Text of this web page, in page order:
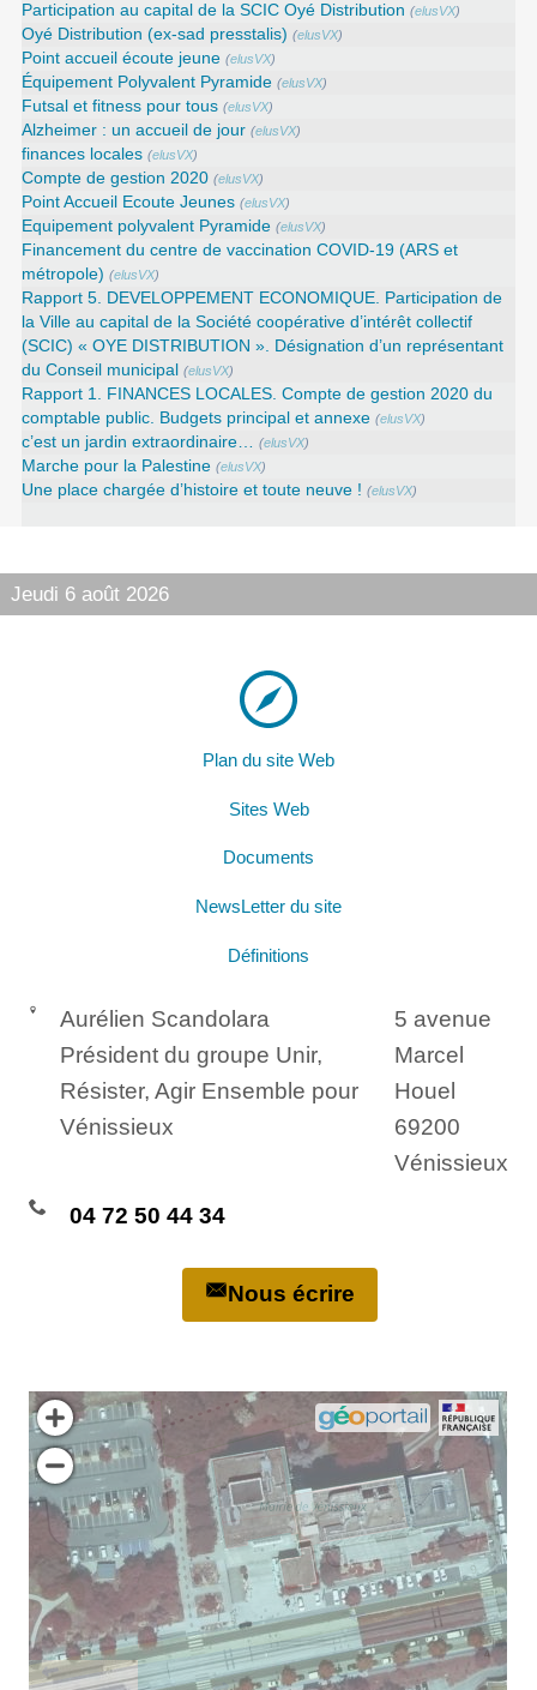
Participation au capital de la SCIC Oyé Distribution (elusVX)
Oyé Distribution (ex-sad presstalis) (elusVX)
Point accueil écoute jeune (elusVX)
Équipement Polyvalent Pyramide (elusVX)
Futsal et fitness pour tous (elusVX)
Alzheimer : un accueil de jour (elusVX)
finances locales (elusVX)
Compte de gestion 2020 (elusVX)
Point Accueil Ecoute Jeunes (elusVX)
Equipement polyvalent Pyramide (elusVX)
Financement du centre de vaccination COVID-19 (ARS et
métropole) (elusVX)
Rapport 5. DEVELOPPEMENT ECONOMIQUE. Participation de
la Ville au capital de la Société coopérative d’intérêt collectif
(SCIC) « OYE DISTRIBUTION ». Désignation d’un représentant
du Conseil municipal
(elusVX)
Rapport 1. FINANCES LOCALES. Compte de gestion 2020 du
comptable public. Budgets principal et annexe (elusVX)
c’est un jardin extraordinaire… (elusVX)
Marche pour la Palestine (elusVX)
Une place chargée d’histoire et toute neuve ! (elusVX)
Jeudi 6 août 2026
Plan du site Web
Sites Web
Documents
NewsLetter du site
Définitions
Aurélien Scandolara
Président du groupe Unir,
Résister, Agir Ensemble pour
Vénissieux
5 avenue
Marcel
Houel
69200
Vénissieux
04 72 50 44 34
Nous écrire